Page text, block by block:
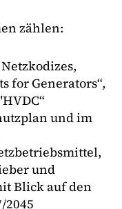
zählen:
for Generators“,
und im
und
Blick auf den
2045